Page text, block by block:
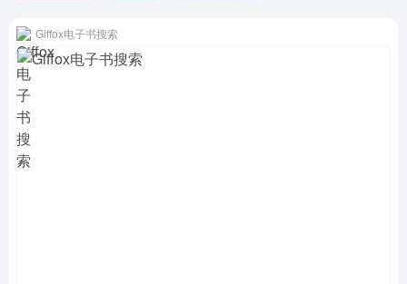
Giffox电子书搜索